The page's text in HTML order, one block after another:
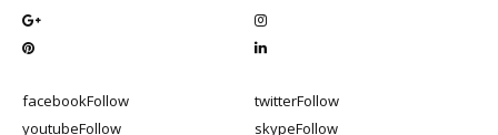
facebookFollow twitterFollow
youtubeFollow skypeFollow